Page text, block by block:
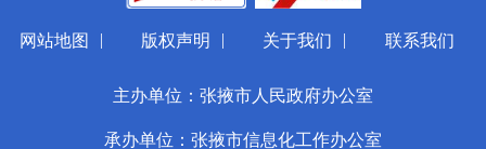
网站地图 | 版权声明 | 关于我们 | 联系我们
主办单位：张掖市人民政府办公室
承办单位：张掖市信息化工作办公室